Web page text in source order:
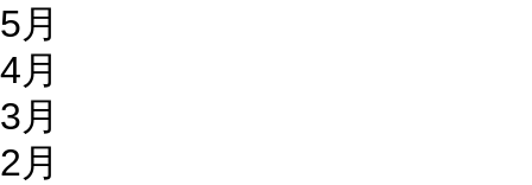
5月
4月
3月
2月